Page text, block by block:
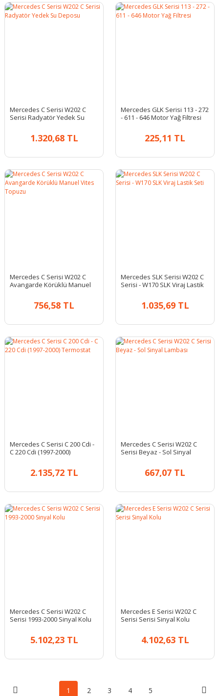
Mercedes C Serisi W202 C
Serisi Radyatör Yedek Su
1.320,68 TL
Mercedes GLK Serisi 113 - 272
- 611 - 646 Motor Yağ Filtresi
225,11 TL
Mercedes C Serisi W202 C
Avangarde Körüklü Manuel
756,58 TL
Mercedes SLK Serisi W202 C
Serisi - W170 SLK Viraj Lastik
1.035,69 TL
Mercedes C Serisi C 200 Cdi -
C 220 Cdi (1997-2000)
2.135,72 TL
Mercedes C Serisi W202 C
Serisi Beyaz - Sol Sinyal
667,07 TL
Mercedes C Serisi W202 C
Serisi 1993-2000 Sinyal Kolu
5.102,23 TL
Mercedes E Serisi W202 C
Serisi Serisi Sinyal Kolu
4.102,63 TL
1 2 3 4 5